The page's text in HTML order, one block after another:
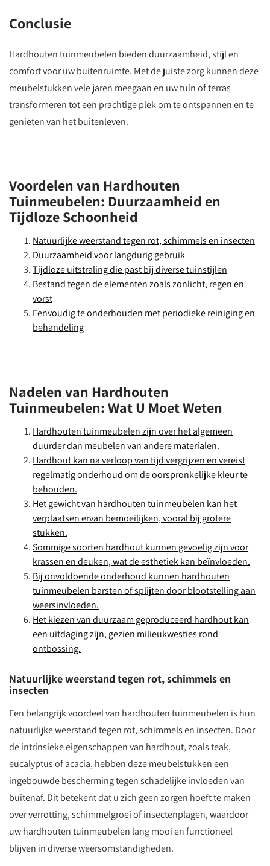
Conclusie
Hardhouten tuinmeubelen bieden duurzaamheid, stijl en
comfort voor uw buitenruimte. Met de juiste zorg kunnen deze
meubelstukken vele jaren meegaan en uw tuin of terras
transformeren tot een prachtige plek om te ontspannen en te
genieten van het buitenleven.
Voordelen van Hardhouten
Tuinmeubelen: Duurzaamheid en
Tijdloze Schoonheid
Natuurlijke weerstand tegen rot, schimmels en insecten
Duurzaamheid voor langdurig gebruik
Tijdloze uitstraling die past bij diverse tuinstijlen
Bestand tegen de elementen zoals zonlicht, regen en
vorst
Eenvoudig te onderhouden met periodieke reiniging en
behandeling
Nadelen van Hardhouten
Tuinmeubelen: Wat U Moet Weten
Hardhouten tuinmeubelen zijn over het algemeen
duurder dan meubelen van andere materialen.
Hardhout kan na verloop van tijd vergrijzen en vereist
regelmatig onderhoud om de oorspronkelijke kleur te
behouden.
Het gewicht van hardhouten tuinmeubelen kan het
verplaatsen ervan bemoeilijken, vooral bij grotere
stukken.
Sommige soorten hardhout kunnen gevoelig zijn voor
krassen en deuken, wat de esthetiek kan beïnvloeden.
Bij onvoldoende onderhoud kunnen hardhouten
tuinmeubelen barsten of splijten door blootstelling aan
weersinvloeden.
Het kiezen van duurzaam geproduceerd hardhout kan
een uitdaging zijn, gezien milieukwesties rond
ontbossing.
Natuurlijke weerstand tegen rot, schimmels en
insecten
Een belangrijk voordeel van hardhouten tuinmeubelen is hun
natuurlijke weerstand tegen rot, schimmels en insecten. Door
de intrinsieke eigenschappen van hardhout, zoals teak,
eucalyptus of acacia, hebben deze meubelstukken een
ingebouwde bescherming tegen schadelijke invloeden van
buitenaf. Dit betekent dat u zich geen zorgen hoeft te maken
over verrotting, schimmelgroei of insectenplagen, waardoor
uw hardhouten tuinmeubelen lang mooi en functioneel
blijven in diverse weersomstandigheden.